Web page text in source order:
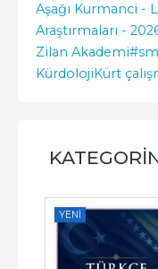
Aşağı Kurmanci -
Araştırmaları -
Zilan Akademi
KürdolojiKürt
YENI